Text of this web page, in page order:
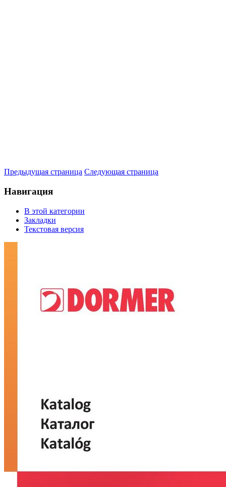
Предыдущая страница Следующая страница
Навигация
В этой категории
Закладки
Текстовая версия